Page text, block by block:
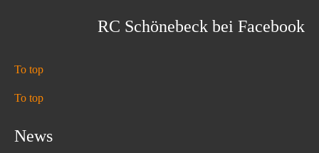
RC Schönebeck bei Facebook
To top
To top
News